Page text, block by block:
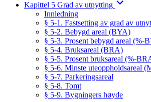
Kapittel 5 Grad av utnytting
Innledning
§ 5-1. Fastsetting av grad av
§ 5-2. Bebygd areal (BYA)
§ 5-3. Prosent bebygd areal (%-
§ 5-4. Bruksareal (BRA)
§ 5-5. Prosent bruksareal (%-
§ 5-6. Minste uteoppholdsareal
§ 5-7. Parkeringsareal
§ 5-8. Tomt
§ 5-9. Bygningers høyde